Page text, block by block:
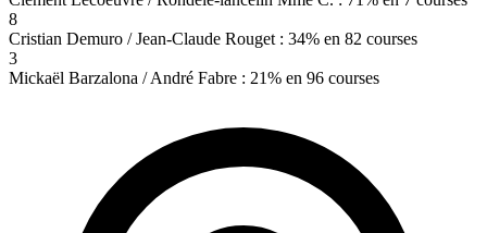
8
Cristian Demuro / Jean-Claude Rouget : 34% en 82 courses
3
Mickaël Barzalona / André Fabre : 21% en 96 courses